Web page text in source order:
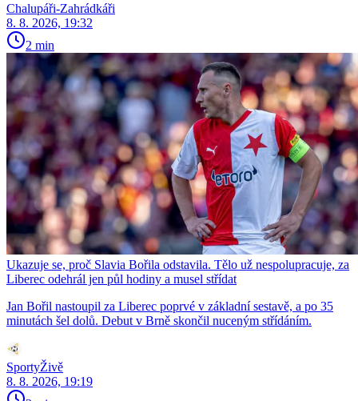
Chalupáři-Zahrádkáři
8. 8. 2026, 19:32
2 min
Ukazuje se, proč Slavia Bořila odstavila. Tělo už nespolupracuje, za
Liberec odehrál jen půl hodiny a musel střídat
Jan Bořil nastoupil za Liberec poprvé v základní sestavě, a po 35
minutách šel dolů. Debut v Brně skončil nuceným střídáním.
SportyŽivě
8. 8. 2026, 19:19